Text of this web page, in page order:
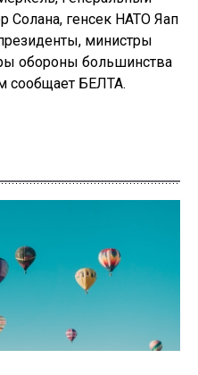
Солана, генсек НАТО Яап
министры
обороны большинства
сообщает БЕЛТА.